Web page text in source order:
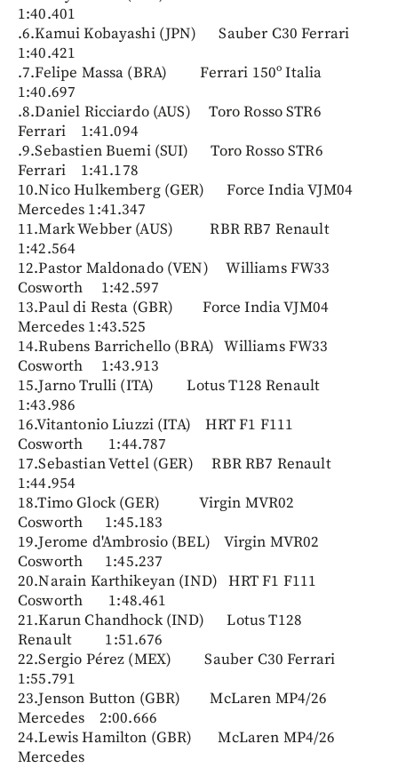
1:40.401
.6.Kamui Kobayashi (JPN) Sauber C30 Ferrari
1:40.421
.7.Felipe Massa (BRA) Ferrari 150º Italia
1:40.697
.8.Daniel Ricciardo (AUS) Toro Rosso STR6
Ferrari 1:41.094
.9.Sebastien Buemi (SUI) Toro Rosso STR6
Ferrari 1:41.178
10.Nico Hulkemberg (GER) Force India VJM04
Mercedes 1:41.347
11.Mark Webber (AUS) RBR RB7 Renault
1:42.564
12.Pastor Maldonado (VEN) Williams FW33
Cosworth 1:42.597
13.Paul di Resta (GBR) Force India VJM04
Mercedes 1:43.525
14.Rubens Barrichello (BRA) Williams FW33
Cosworth 1:43.913
15.Jarno Trulli (ITA) Lotus T128 Renault
1:43.986
16.Vitantonio Liuzzi (ITA) HRT F1 F111
Cosworth 1:44.787
17.Sebastian Vettel (GER) RBR RB7 Renault
1:44.954
18.Timo Glock (GER) Virgin MVR02
Cosworth 1:45.183
19.Jerome d'Ambrosio (BEL) Virgin MVR02
Cosworth 1:45.237
20.Narain Karthikeyan (IND) HRT F1 F111
Cosworth 1:48.461
21.Karun Chandhock (IND) Lotus T128
Renault 1:51.676
22.Sergio Pérez (MEX) Sauber C30 Ferrari
1:55.791
23.Jenson Button (GBR) McLaren MP4/26
Mercedes 2:00.666
24.Lewis Hamilton (GBR) McLaren MP4/26
Mercedes